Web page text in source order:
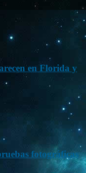
en Florida y
fotográficas